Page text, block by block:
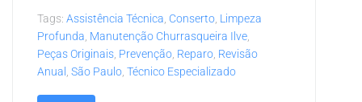
Tags: Assistência Técnica Conserto Limpeza
Profunda Manutenção Churrasqueira Ilve
Peças Originais Prevenção Reparo Revisão
Anual São Paulo Técnico Especializado